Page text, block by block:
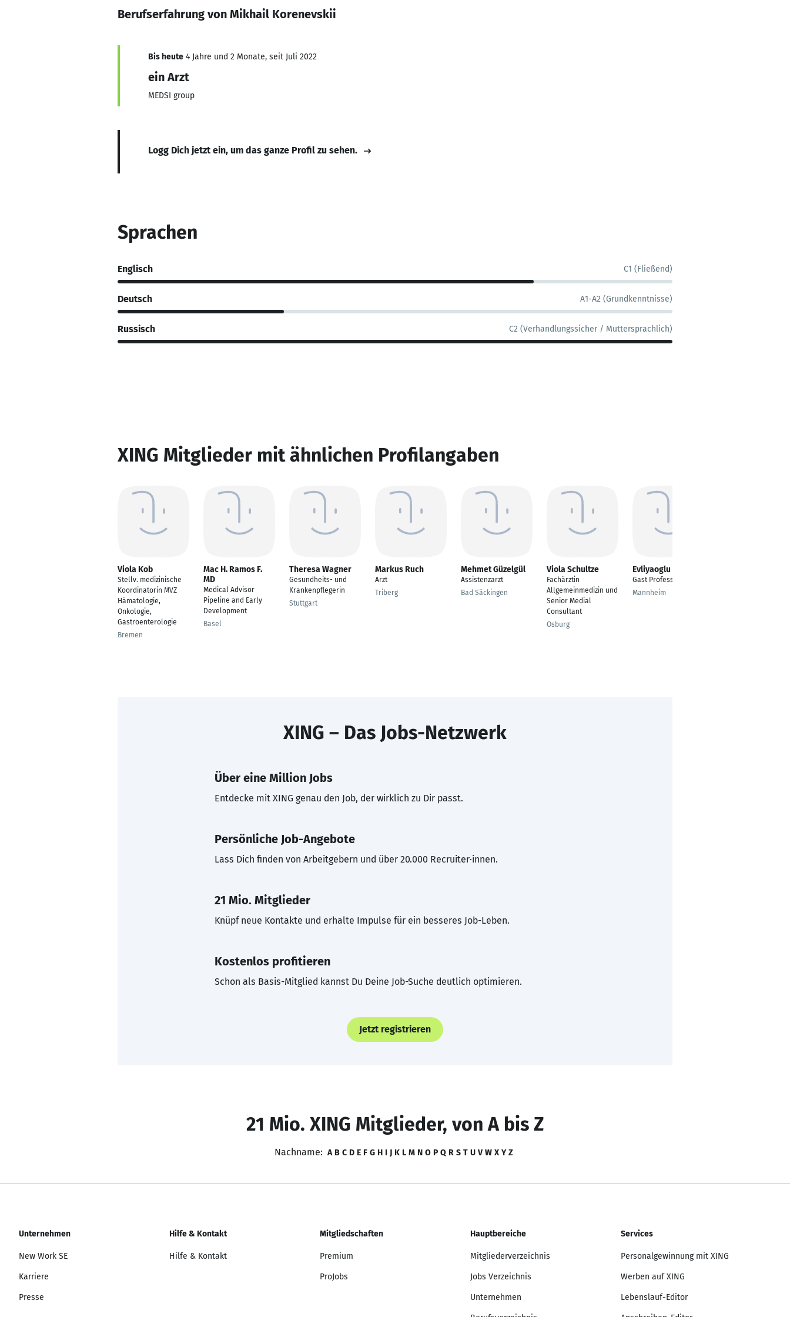
Berufserfahrung von Mikhail Korenevskii
Bis heute 4 Jahre und 2 Monate, seit Juli 2022
ein Arzt
MEDSI group
Logg Dich jetzt ein, um das ganze Profil zu sehen.
Sprachen
Englisch C1 (Fließend)
Deutsch A1-A2 (Grundkenntnisse)
Russisch C2 (Verhandlungssicher / Muttersprachlich)
XING Mitglieder mit ähnlichen Profilangaben
Viola Kob
Stellv. medizinische
Koordinatorin MVZ
Hämatologie,
Onkologie,
Gastroenterologie
Bremen
Mac H. Ramos F.
MD
Medical Advisor
Pipeline and Early
Development
Basel
Theresa Wagner
Gesundheits- und
Krankenpflegerin
Stuttgart
Markus Ruch
Arzt
Triberg
Mehmet Güzelgül
Assistenzarzt
Bad Säckingen
Viola Schultze
Fachärztin
Allgemeinmedizin und
Senior Medial
Consultant
Osburg
Evliyaoglu Osman
Gast Professor
Mannheim
XING – Das Jobs-Netzwerk
Über eine Million Jobs
Entdecke mit XING genau den Job, der wirklich zu Dir passt.
Persönliche Job-Angebote
Lass Dich finden von Arbeitgebern und über 20.000 Recruiter·innen.
21 Mio. Mitglieder
Knüpf neue Kontakte und erhalte Impulse für ein besseres Job-Leben.
Kostenlos profitieren
Schon als Basis-Mitglied kannst Du Deine Job-Suche deutlich optimieren.
Jetzt registrieren
21 Mio. XING Mitglieder, von A bis Z
Nachname: A B C D E F G H I J K L M N O P Q R S T U V W X Y Z
Unternehmen
New Work SE
Karriere
Presse
Hilfe & Kontakt
Hilfe & Kontakt
Mitgliedschaften
Premium
ProJobs
Hauptbereiche
Mitgliederverzeichnis
Jobs Verzeichnis
Unternehmen
Services
Personalgewinnung mit XING
Werben auf XING
Lebenslauf-Editor